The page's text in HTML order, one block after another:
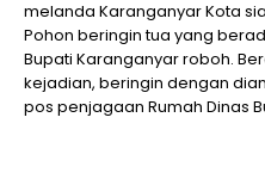
melanda Karanganyar Kota
Pohon beringin tua yang
Bupati Karanganyar roboh.
kejadian, beringin dengan
pos penjagaan Rumah Dinas